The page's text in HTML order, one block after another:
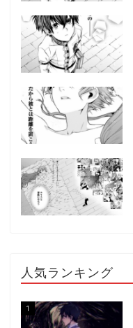
人気ランキング
1